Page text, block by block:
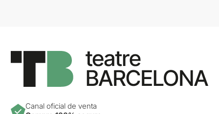
Canal oficial de venta